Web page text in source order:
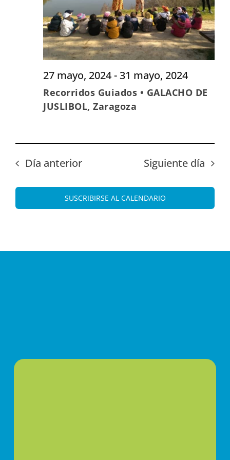
27 mayo, 2024-31 mayo, 2024
Recorridos Guiados • GALACHO DE
JUSLIBOL, Zaragoza
Día anterior Siguiente día
SUSCRIBIRSE AL CALENDARIO